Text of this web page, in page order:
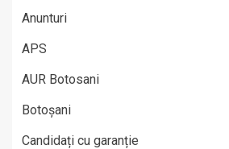
Anunturi
APS
AUR Botosani
Botoșani
Candidați cu garanție